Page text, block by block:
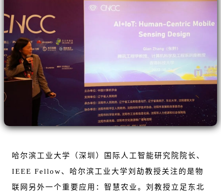
哈尔滨工业大学（深圳）国际人工智能研究院院长、
IEEE Fellow、哈尔滨工业大学刘劼教授关注的是物
联网另外一个重要应用：智慧农业。刘教授立足东北